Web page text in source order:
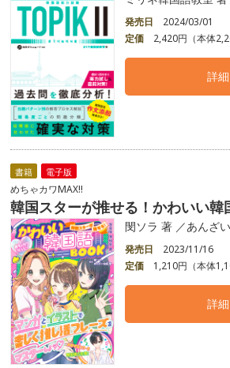
発売日
2024/03/01
定価
2,420円（本体
詳
書籍 電子版
めちゃカワMAX!!
韓国スターが推せる！かわいい韓
閔ソラ 著 ／あんざ
発売日
2023/11/16
定価
1,210円（本体
詳